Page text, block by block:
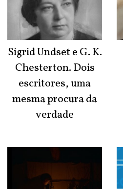
Sigrid Undset e G. K.
Chesterton. Dois
escritores, uma
mesma procura da
verdade